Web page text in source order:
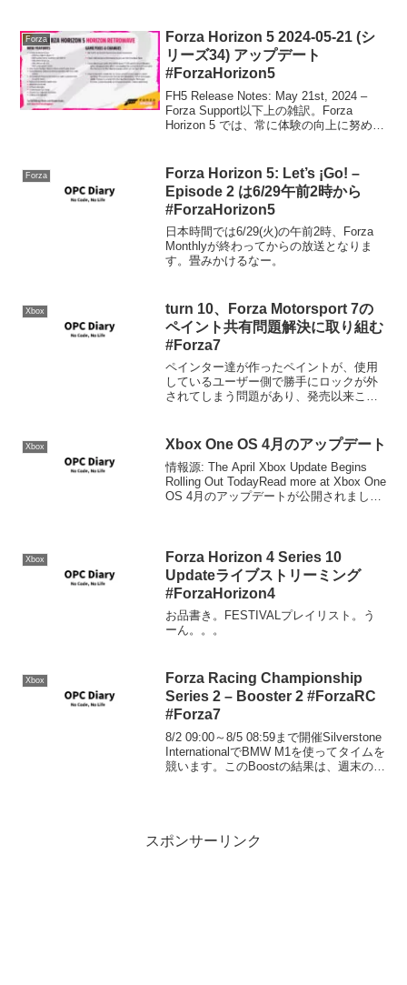
Forza
Forza Horizon 5 2024-05-21 (シ
リーズ34) アップデート
#ForzaHorizon5
FH5 Release Notes: May 21st, 2024 –
Forza Support以下上の雑訳。Forza
Horizon 5 では、常に体験の向上に努めて
Forza
Forza Horizon 5: Let’s ¡Go! –
Episode 2 は6/29午前2時から
#ForzaHorizon5
日本時間では6/29(火)の午前2時、Forza
Monthlyが終わってからの放送となりま
す。畳みかけるなー。
Xbox
turn 10、Forza Motorsport 7の
ペイント共有問題解決に取り組む
#Forza7
ペインター達が作ったペイントが、使用
しているユーザー側で勝手にロックが外
されてしまう問題があり、発売以来この
と手を付ける気になったようです。
Xbox Xbox One OS 4月のアップデート
情報源: The April Xbox Update Begins
Rolling Out TodayRead more at Xbox One
OS 4月のアップデートが公開されまし
Xbox
Forza Horizon 4 Series 10
Updateライブストリーミング
#ForzaHorizon4
お品書き。FESTIVALプレイリスト。う
ーん。。。
Xbox
Forza Racing Championship
Series 2 – Booster 2 #ForzaRC
#Forza7
8/2 09:00～8/5 08:59まで開催Silverstone
InternationalでBMW M1を使ってタイムを
競います。このBoostの結果は、週末のレ
スポンサーリンク